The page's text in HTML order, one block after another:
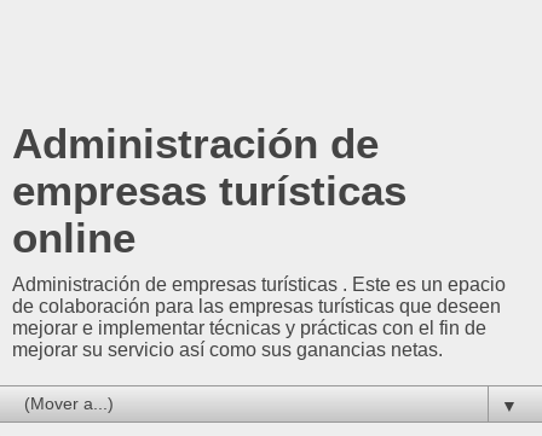
Administración de
empresas turísticas
online
Administración de empresas turísticas . Este es un epacio
de colaboración para las empresas turísticas que deseen
mejorar e implementar técnicas y prácticas con el fin de
mejorar su servicio así como sus ganancias netas.
▼